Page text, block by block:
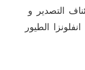
التصدير و
بعد دخول انفلونزا الطيور